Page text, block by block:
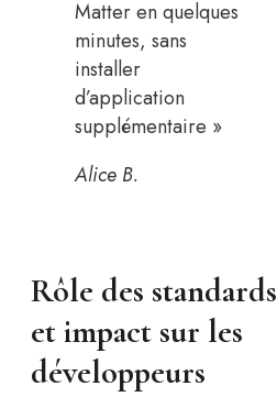
Matter en quelques
minutes, sans
installer
d’application
supplémentaire »
Alice B.
Rôle des standards
et impact sur les
développeurs